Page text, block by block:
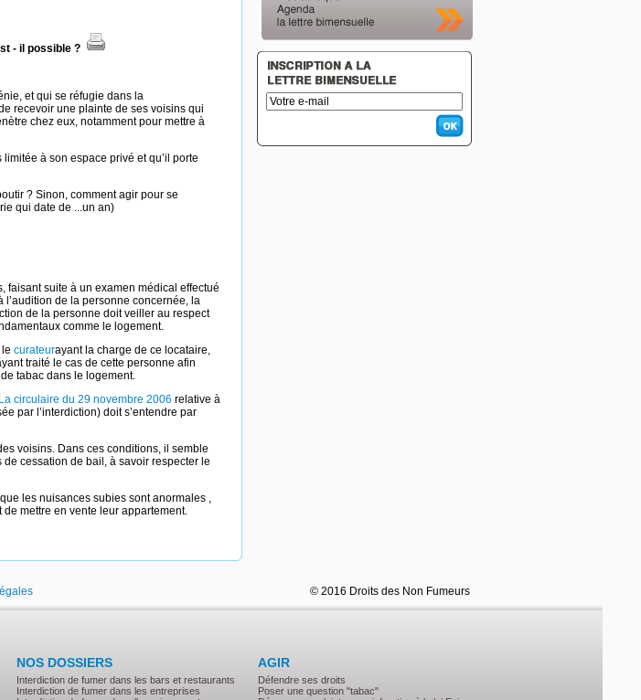
- il possible ?
et qui se réfugie dans la
recevoir une plainte de ses voisins qui
chez eux, notamment pour mettre à
à son espace privé et qu’il porte
? Sinon, comment agir pour se
qui date de ...un an)
faisant suite à un examen médical effectué
de la personne concernée, la
de la personne doit veiller au respect
comme le logement.
curateurayant la charge de ce locataire,
traité le cas de cette personne afin
tabac dans le logement.
La circulaire du 29 novembre 2006 relative à
par l’interdiction) doit s’entendre par
voisins. Dans ces conditions, il semble
cessation de bail, à savoir respecter le
les nuisances subies sont anormales ,
mettre en vente leur appartement.
NOS DOSSIERS
Interdiction de fumer dans les bars et restaurants
Interdiction de fumer dans les entreprises
AGIR
Défendre ses droits
Poser une question "tabac"
© 2016 Droits des Non Fumeurs